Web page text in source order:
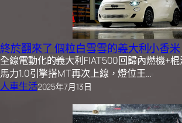
終於翻來了 個粒白雪雪的義大利小香米
全線電動化的義大利FIAT500回歸內燃機+
馬力1.0引擎搭MT再次上線，燈位王…
人車生活2025年7月13日